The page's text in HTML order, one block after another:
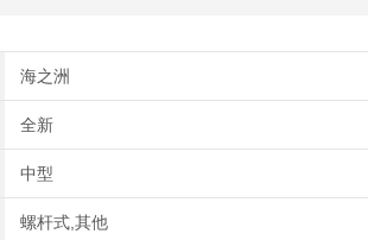
海之洲
全新
中型
螺杆式,其他